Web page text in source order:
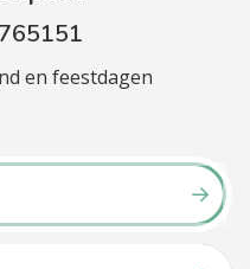
en feestdagen